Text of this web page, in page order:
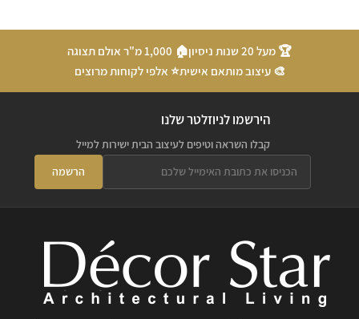
🏆 מעל 20 שנות ניסיון
🏠 1,000 מ"ר אולם תצוגה
🎨 עיצוב מותאם אישית⭐ אלפי לקוחות מרוצים
הירשמו לניוזלטר שלנו
קבלו השראה וטיפים לעיצוב הבית ישירות למייל
הרשמה